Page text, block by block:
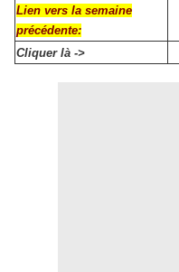
Lien vers la semaine
précédente:
Cliquer là ->